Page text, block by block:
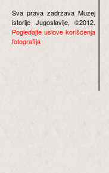
Sva prava zadržava Muzej
istorije Jugoslavije, ©2012.
Pogledajte uslove korišćenja
fotografija